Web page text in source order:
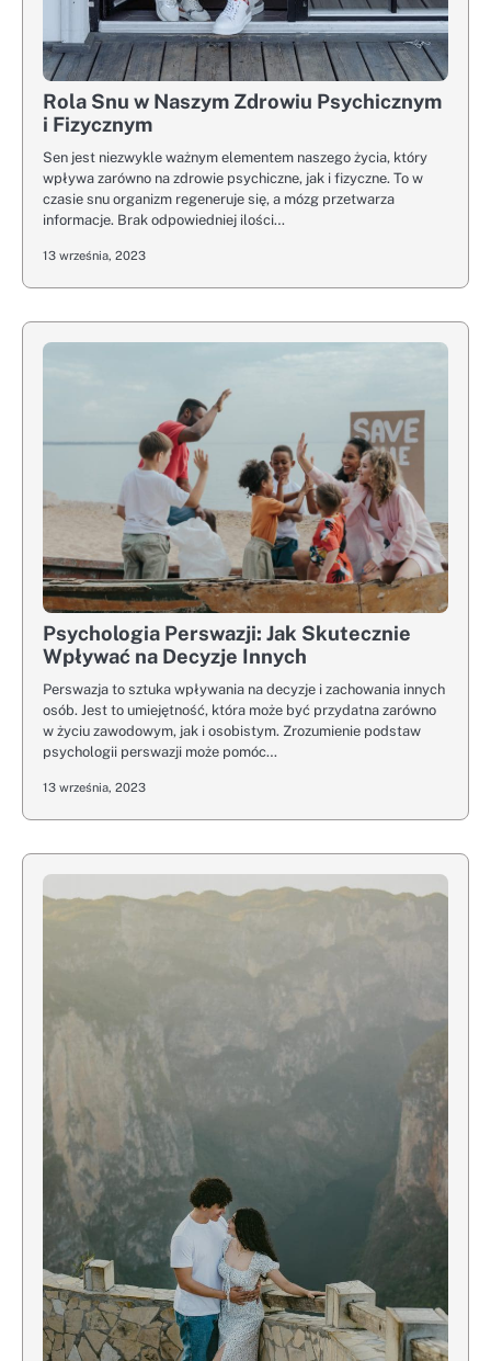
Rola Snu w Naszym Zdrowiu Psychicznym
i Fizycznym
Sen jest niezwykle ważnym elementem naszego życia, który
wpływa zarówno na zdrowie psychiczne, jak i fizyczne. To w
czasie snu organizm regeneruje się, a mózg przetwarza
informacje. Brak odpowiedniej ilości…
13 września, 2023
Psychologia Perswazji: Jak Skutecznie
Wpływać na Decyzje Innych
Perswazja to sztuka wpływania na decyzje i zachowania innych
osób. Jest to umiejętność, która może być przydatna zarówno
w życiu zawodowym, jak i osobistym. Zrozumienie podstaw
psychologii perswazji może pomóc…
13 września, 2023